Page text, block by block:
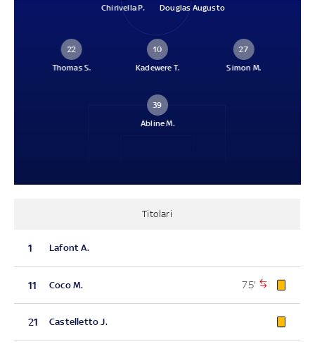
Chirivella P.
Douglas Augusto
22
Thomas S.
10
Kadewere T.
27
Simon M.
39
Abline M.
Titolari
1 Lafont A.
11 Coco M. 75'
21 Castelletto J.